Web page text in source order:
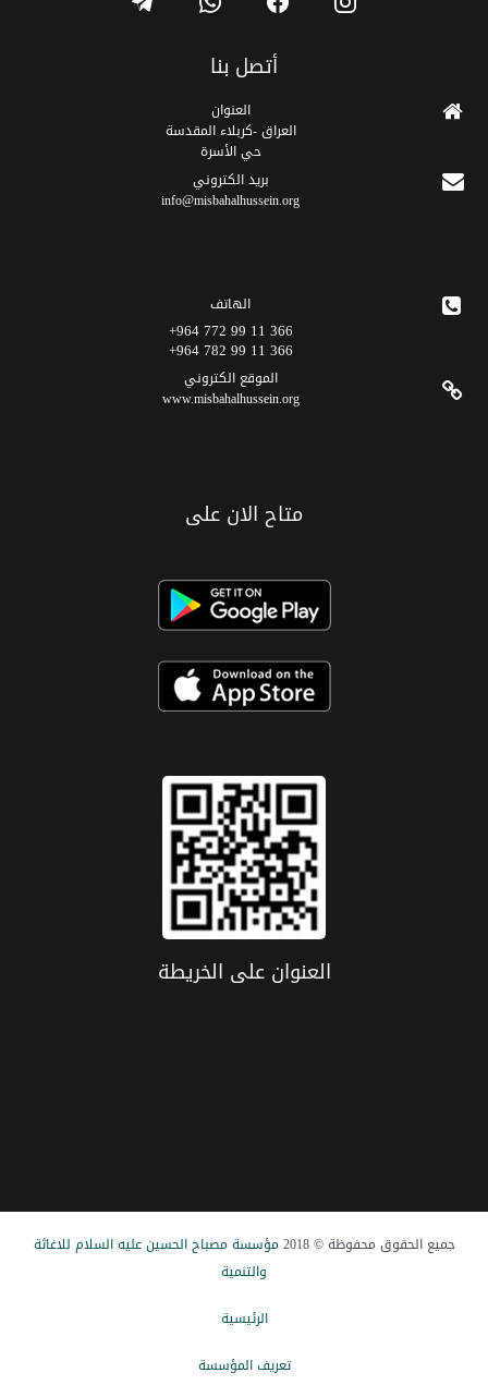
أتصل بنا
العنوان
العراق -كربلاء المقدسة
حي الأسرة
برید الکتروني
info@misbahalhussein.org
الهاتف
366 11 99 772 964+
366 11 99 782 964+
الموقع الکتروني
www.misbahalhussein.org
متاح الان على
العنوان علی الخریطة
جميع الحقوق محفوظة © 2018
مؤسسة مصباح الحسین علیه السلام للاغاثة
والتنمیة
الرئيسیة
تعریف المؤسسة